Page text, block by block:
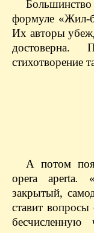
формуле «Жил-
Их авторы
достоверна.
стихотворение
А потом
opera aperta.
закрытый,
ставит
бесчисленную